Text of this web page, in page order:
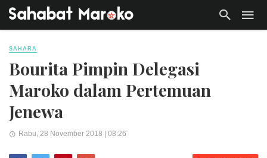
SAHARA
Bourita Pimpin Delegasi
Maroko dalam Pertemuan
Jenewa
Rabu, 28 November 2018 | 08:26